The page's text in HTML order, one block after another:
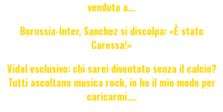
venduto a...
Borussia-Inter, Sanchez si discolpa: «È stato
Caressa!»
Vidal esclusivo: chi sarei diventato senza il calcio?
Tutti ascoltano musica rock, io ho il mio modo per
caricarmi....